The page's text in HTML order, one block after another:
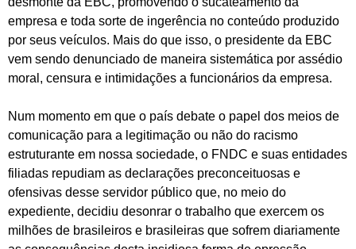
empresa e toda sorte de ingerência no conteúdo produzido
por seus veículos. Mais do que isso, o presidente da EBC
vem sendo denunciado de maneira sistemática por assédio
moral, censura e intimidações a funcionários da empresa.
Num momento em que o país debate o papel dos meios de
comunicação para a legitimação ou não do racismo
estruturante em nossa sociedade, o FNDC e suas entidades
filiadas repudiam as declarações preconceituosas e
ofensivas desse servidor público que, no meio do
expediente, decidiu desonrar o trabalho que exercem os
milhões de brasileiros e brasileiras que sofrem diariamente